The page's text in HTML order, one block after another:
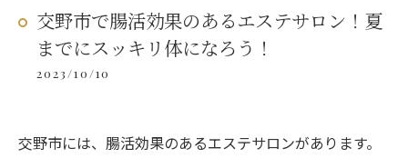
交野市で腸活効果のあるエステサロン！夏
までにスッキリ体になろう！
2023/10/10
交野市には、腸活効果のあるエステサロンがあります。